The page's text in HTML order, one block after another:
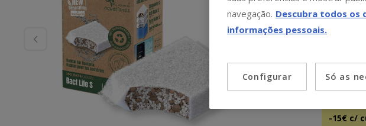
Sem
-15€ c/
navegação. Descubra todos os
informações pessoais.
Só as
Configurar